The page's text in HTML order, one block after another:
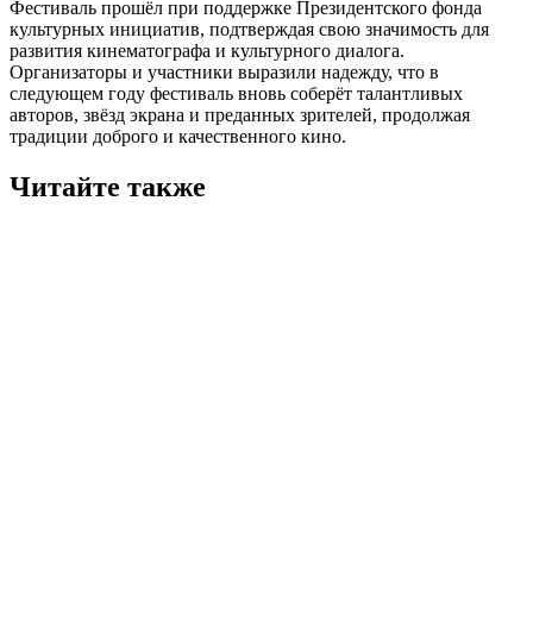
Фестиваль прошёл при поддержке Президентского фонда
культурных инициатив, подтверждая свою значимость для
развития кинематографа и культурного диалога.
Организаторы и участники выразили надежду, что в
следующем году фестиваль вновь соберёт талантливых
авторов, звёзд экрана и преданных зрителей, продолжая
традиции доброго и качественного кино.
Читайте также